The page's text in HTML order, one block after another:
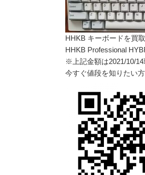
HHKB キーボードを買
HHKB Professional
※上記金額は2021/10/14
今すぐ値段を知りたい